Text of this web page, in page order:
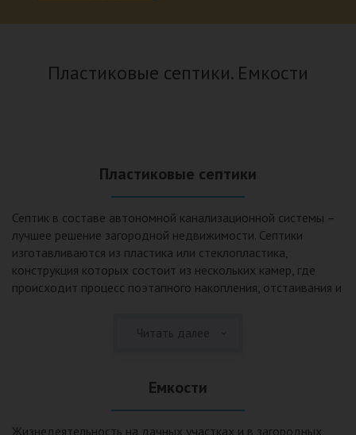
Пластиковые септики. Емкости
Пластиковые септики
Септик в составе автономной канализационной системы –
лучшее решение загородной недвижимости. Септики
изготавливаются из пластика или стеклопластика,
конструкция которых состоит из нескольких камер, где
происходит процесс поэтапного накопления, отстаивания и
длительный срок службы, так как не подвержены коррозии.
состоянии. 3. Могут эксплуатироваться в любом регионе
России при любых низких температурах. 4. Полностью
герметичны, что дает гарантию по полной безопасности
Читать далее
Емкости
Жизнедеятельность на дачных участках и в загородных